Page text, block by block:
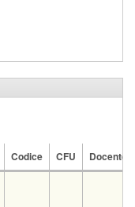
Codice CFU
Docente